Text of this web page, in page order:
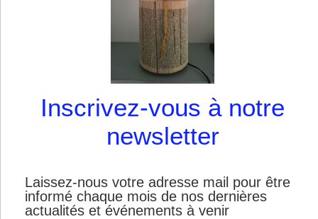
Inscrivez-vous à notre
newsletter
Laissez-nous votre adresse mail pour être
informé chaque mois de nos dernières
actualités et événements à venir